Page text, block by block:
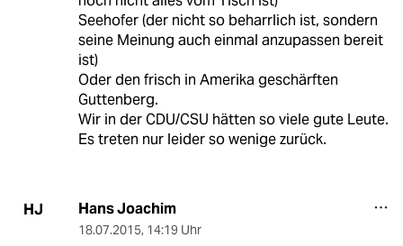
Seehofer (der nicht so beharrlich ist, sondern
seine Meinung auch einmal anzupassen bereit
ist)
Oder den frisch in Amerika geschärften
Guttenberg.
Wir in der CDU/CSU hätten so viele gute Leute.
Es treten nur leider so wenige zurück.
HJ Hans Joachim
18.07.2015, 14:19 Uhr